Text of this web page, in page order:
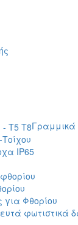
Γραμμικά
IP65
Φθορίου
φωτιστικά